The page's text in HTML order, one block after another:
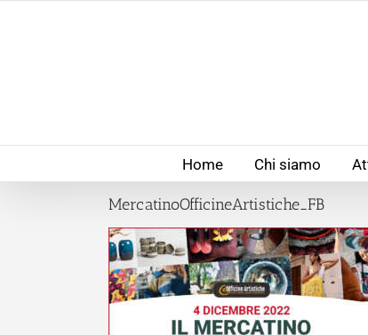
Home Chi siamo
MercatinoOfficineArtistiche_FB